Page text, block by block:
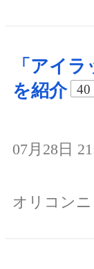
「アイ
を紹介
40
07月28日
オリコンニ